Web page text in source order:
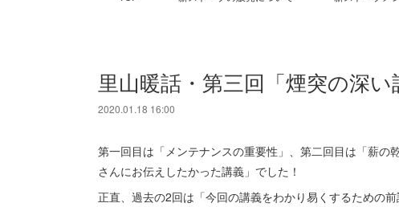
里山暖話・第三回「煙突の深い
2020.01.18 16:00
第一回目は「メンテナンスの重要性」、第二回目は「薪
さんにお伝えしたかった講義」でした！
正直、過去の2回は「今回の講義をわかり易くするための